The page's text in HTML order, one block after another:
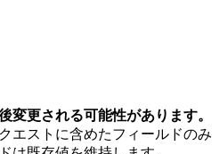
変更される可能性があります。
エストに含めたフィールドのみ